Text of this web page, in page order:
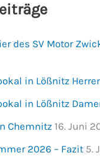
des SV Motor
in Lößnitz
in Lößnitz
Chemnitz 16. Juni
2026 – Fazit 5.